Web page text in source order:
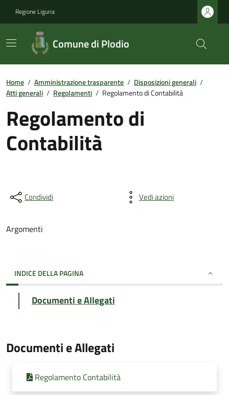
Regione Liguria
Comune di Plodio
Home / Amministrazione trasparente / Disposizioni generali /
Atti generali / Regolamenti / Regolamento di Contabilità
Regolamento di
Contabilità
Condividi Vedi azioni
Argomenti
INDICE DELLA PAGINA
Documenti e Allegati
Documenti e Allegati
Regolamento Contabilità